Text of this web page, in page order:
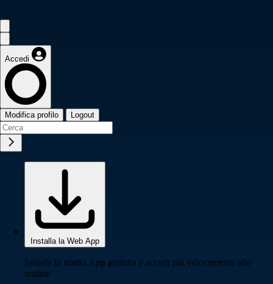
Accedi
Modifica profilo Logout
Installa la Web App
Installa la nostra App gratuita e accedi più velocemente alle
notizie